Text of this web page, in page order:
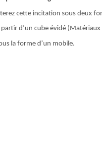
cette incitation sous deux
partir d’un cube évidé (Matériaux
la forme d’un mobile.